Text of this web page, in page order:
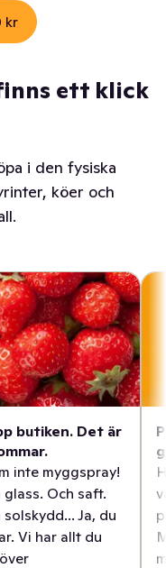
kr
ett klick
i den fysiska
köer och
butiken. Det är
inte myggspray!
glass. Och saft.
solskydd... Ja, du
Vi har allt du